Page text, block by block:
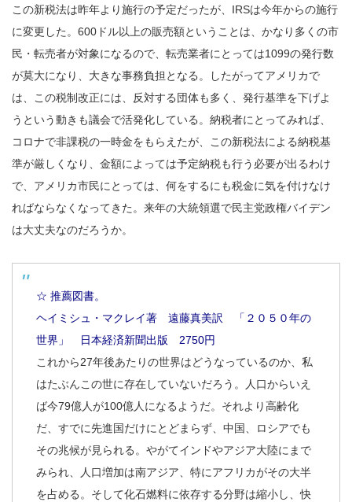
この新税法は昨年より施行の予定だったが、IRSは今年からの施行
に変更した。600ドル以上の販売額ということは、かなり多くの市
民・転売者が対象になるので、転売業者にとっては1099の発行数
が莫大になり、大きな事務負担となる。したがってアメリカで
は、この税制改正には、反対する団体も多く、発行基準を下げよ
うという動きも議会で活発化している。納税者にとってみれば、
コロナで非課税の一時金をもらえたが、この新税法による納税基
準が厳しくなり、金額によっては予定納税も行う必要が出るわけ
で、アメリカ市民にとっては、何をするにも税金に気を付けなけ
ればならなくなってきた。来年の大統領選で民主党政権バイデン
は大丈夫なのだろうか。
☆ 推薦図書。
ヘイミシュ・マクレイ著 遠藤真美訳 「２０５０年の
世界」 日本経済新聞出版 2750円
これから27年後あたりの世界はどうなっているのか、私
はたぶんこの世に存在していないだろう。人口からいえ
ば今79億人が100億人になるようだ。それより高齢化
だ、すでに先進国だけにとどまらず、中国、ロシアでも
その兆候が見られる。やがてインドやアジア大陸にまで
みられ、人口増加は南アジア、特にアフリカがその大半
を占める。そして化石燃料に依存する分野は縮小し、快